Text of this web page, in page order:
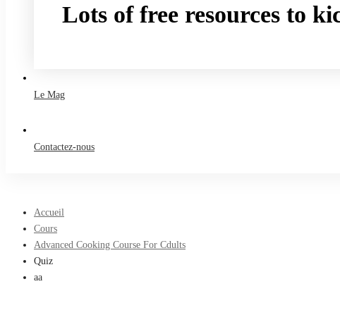
Lots of free resources to
Le Mag
Contactez-nous
Accueil
Cours
Advanced Cooking Course For Cdults
Quiz
aa